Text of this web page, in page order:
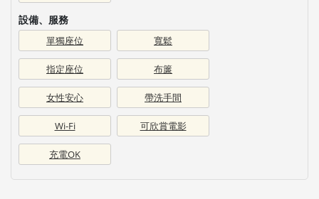
設備、服務
單獨座位 寬鬆
指定座位 布簾
女性安心 帶洗手間
Wi-Fi 可欣賞電影
充電OK